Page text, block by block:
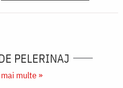
PELERINAJ
multe »